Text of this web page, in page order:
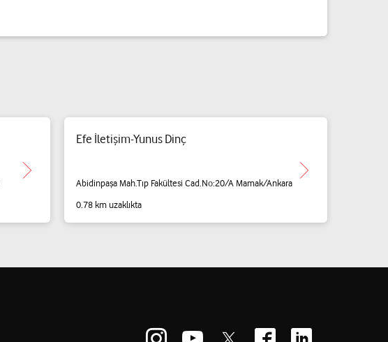
Efe İletişim-Yunus Dinç
Abidinpaşa Mah.Tıp Fakültesi Cad.No:20/A Mamak/Ankara
0.78 km uzaklıkta